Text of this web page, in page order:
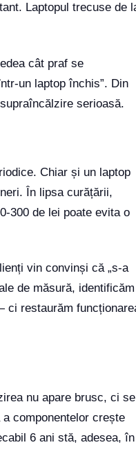
Laptopul trecuse de
cât praf se
un laptop închis”. Din
serioasă.
Chiar și un laptop
În lipsa curățării,
300 de lei poate evita o
vin convinși că „s-a
de măsură, identificăm
ci restaurăm
nu apare brusc, ci se
componentelor crește
6 ani stă, adesea, în